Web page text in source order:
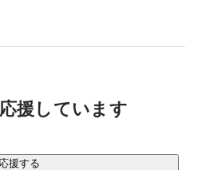
援しています
応援する